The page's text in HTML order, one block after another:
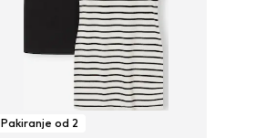
Pakiranje od 2